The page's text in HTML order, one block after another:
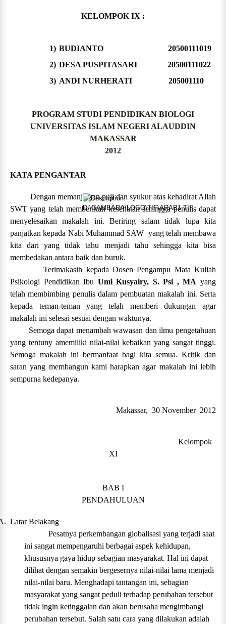
KELOMPOK IX :
1) BUDIANTO 20500111019
2) DESA PUSPITASARI 20500111022
3) ANDI NURHERATI 205001110
PROGRAM STUDI PENDIDIKAN BIOLOGI
UNIVERSITAS ISLAM NEGERI ALAUDDIN
MAKASSAR
2012
KATA PENGANTAR
Dengan memanjatkan puji dan syukur atas kehadirat Allah
SWT yang telah memberikan kesehatan sehingga penulis dapat
menyelesaikan makalah ini. Beriring salam tidak lupa kita
panjatkan kepada Nabi Muhammad SAW yang telah membawa
kita dari yang tidak tahu menjadi tahu sehingga kita bisa
membedakan antara baik dan buruk.
Terimakasih kepada Dosen Pengampu Mata Kuliah
Psikologi Pendidikan Ibu Umi Kusyairy, S. Psi , MA yang
telah membimbing penulis dalam pembuatan makalah ini. Serta
kepada teman-teman yang telah memberi dukungan agar
makalah ini selesai sesuai dengan waktunya.
Semoga dapat menambah wawasan dan ilmu pengetahuan
yang tentuny amemiliki nilai-nilai kebaikan yang sangat tinggi.
Semoga makalah ini bermanfaat bagi kita semua. Kritik dan
saran yang membangun kami harapkan agar makalah ini lebih
sempurna kedepanya.
Makassar, 30 November 2012
Kelompok
XI
BAB I
PENDAHULUAN
Latar Belakang
Pesatnya perkembangan globalisasi yang terjadi saat
ini sangat mempengaruhi berbagai aspek kehidupan,
khususnya gaya hidup sebagian masyarakat. Hal ini dapat
dilihat dengan semakin bergesernya nilai-nilai lama menjadi
nilai-nilai baru. Menghadapi tantangan ini, sebagian
masyarakat yang sangat peduli terhadap perubahan tersebut
tidak ingin ketinggalan dan akan berusaha mengimbangi
perubahan tersebut. Salah satu cara yang dilakukan adalah